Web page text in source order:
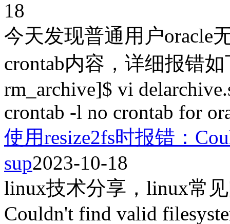
18
今天发现普通用户oracle
crontab内容，详细报错如
rm_archive]$ vi
crontab -l no crontab for
使用resize2fs时报错：
sup2023-10-18
linux技术分享，linux常
Couldn't find valid